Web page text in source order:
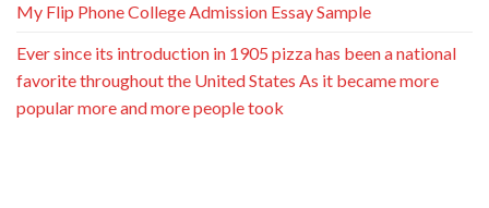
My Flip Phone College Admission Essay Sample
Ever since its introduction in 1905 pizza has been a national
favorite throughout the United States As it became more
popular more and more people took